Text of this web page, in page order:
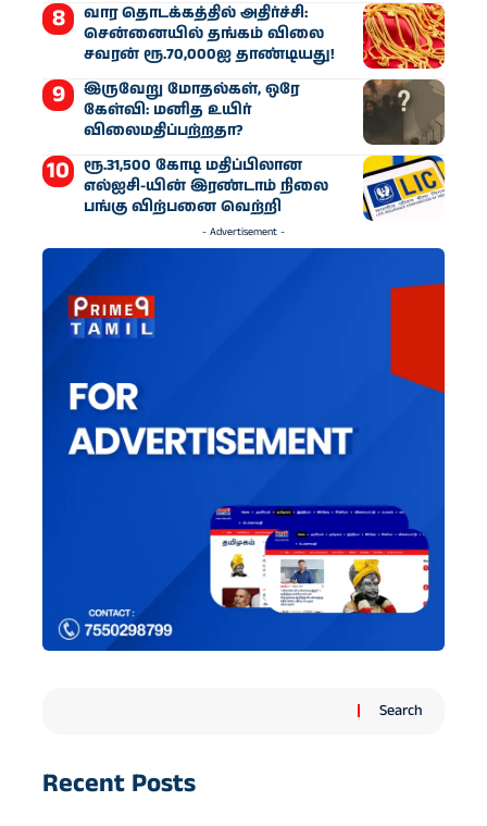
வார தொடக்கத்தில் அதிர்ச்சி:
சென்னையில் தங்கம் விலை
சவரன் ரூ.70,000ஐ தாண்டியது!
இருவேறு மோதல்கள், ஒரே
கேள்வி: மனித உயிர்
விலைமதிப்பற்றதா?
ரூ.31,500 கோடி மதிப்பிலான
எல்ஐசி-​யின் இரண்​டாம் நிலை
பங்கு விற்பனை வெற்றி
- Advertisement -
Search
Recent Posts